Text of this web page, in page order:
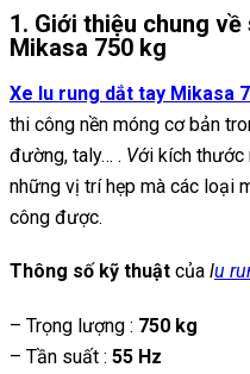
1. Giới thiệu chung
Mikasa 750 kg
Xe lu rung dắt tay Mikasa
thi công nền móng cơ bản
đường, taly… . Với kích thước
những vị trí hẹp mà các loại
công được.
Thông số kỹ thuật của lu
– Trọng lượng : 750 kg
– Tần suất : 55 Hz